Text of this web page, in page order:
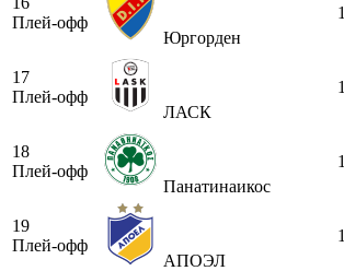
Плей-офф
Юргорден
1
17
Плей-офф
ЛАСК
1
18
Плей-офф
Панатинаикос
1
19
Плей-офф
АПОЭЛ
1